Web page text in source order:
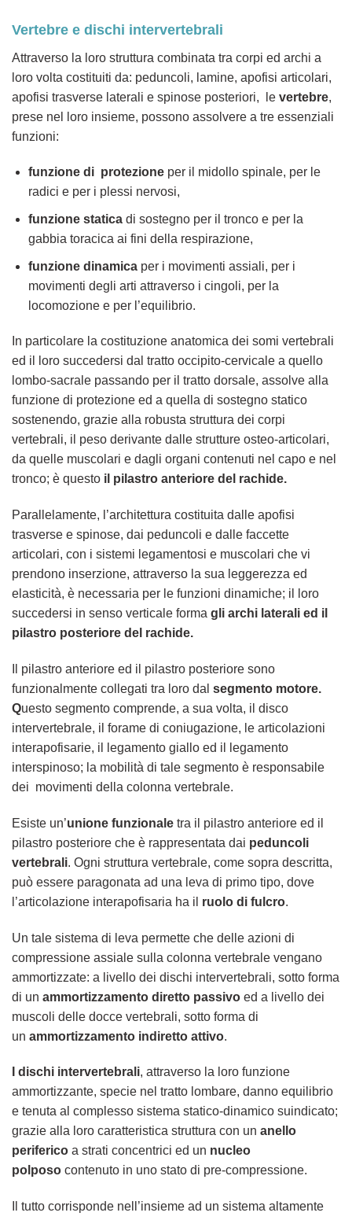
Vertebre e dischi intervertebrali
Attraverso la loro struttura combinata tra corpi ed archi a
loro volta costituiti da: peduncoli, lamine, apofisi articolari,
apofisi trasverse laterali e spinose posteriori, le vertebre,
prese nel loro insieme, possono assolvere a tre essenziali
funzioni:
funzione di protezioneper il midollo spinale, per le
radici e per i plessi nervosi,
funzione staticadi sostegno per il tronco e per la
gabbia toracica ai fini della respirazione,
funzione dinamicaper i movimenti assiali, per i
movimenti degli arti attraverso i cingoli, per la
locomozione e per l’equilibrio.
In particolare la costituzione anatomica dei somi vertebrali
ed il loro succedersi dal tratto occipito-cervicale a quello
lombo-sacrale passando per il tratto dorsale, assolve alla
funzione di protezione ed a quella di sostegno statico
sostenendo, grazie alla robusta struttura dei corpi
vertebrali, il peso derivante dalle strutture osteo-articolari,
da quelle muscolari e dagli organi contenuti nel capo e nel
tronco; è questo il pilastro anteriore del rachide.
Parallelamente, l’architettura costituita dalle apofisi
trasverse e spinose, dai peduncoli e dalle faccette
articolari, con i sistemi legamentosi e muscolari che vi
prendono inserzione, attraverso la sua leggerezza ed
elasticità, è necessaria per le funzioni dinamiche; il loro
succedersi in senso verticale forma gli archi laterali ed il
pilastro posteriore del rachide.
Il pilastro anteriore ed il pilastro posteriore sono
funzionalmente collegati tra loro dal segmento motore.
Questo segmento comprende, a sua volta, il disco
intervertebrale, il forame di coniugazione, le articolazioni
interapofisarie, il legamento giallo ed il legamento
interspinoso; la mobilità di tale segmento è responsabile
dei movimenti della colonna vertebrale.
Esiste un’unione funzionale tra il pilastro anteriore ed il
pilastro posteriore che è rappresentata dai peduncoli
vertebrali. Ogni struttura vertebrale, come sopra descritta,
può essere paragonata ad una leva di primo tipo, dove
l’articolazione interapofisaria ha il ruolo di fulcro.
Un tale sistema di leva permette che delle azioni di
compressione assiale sulla colonna vertebrale vengano
ammortizzate: a livello dei dischi intervertebrali, sotto forma
di un ammortizzamento diretto passivo ed a livello dei
muscoli delle docce vertebrali, sotto forma di
un ammortizzamento indiretto attivo.
I dischi intervertebrali, attraverso la loro funzione
ammortizzante, specie nel tratto lombare, danno equilibrio
e tenuta al complesso sistema statico-dinamico suindicato;
grazie alla loro caratteristica struttura con un anello
periferico a strati concentrici ed un nucleo
polposo contenuto in uno stato di pre-compressione.
Il tutto corrisponde nell’insieme ad un sistema altamente